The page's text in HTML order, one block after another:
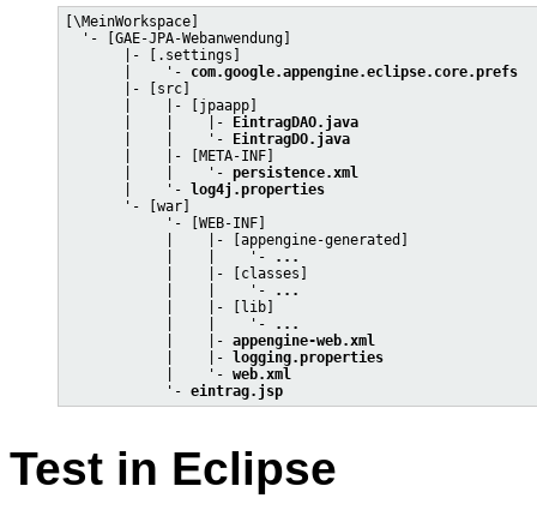
[\MeinWorkspace]
  '- [GAE-JPA-Webanwendung]
       |- [.settings]
       |    '-
com.google.appengine.eclipse.core.prefs
       |- [src]
       |    |- [jpaapp]
       |    |    |-
EintragDAO.java
       |    |    '-
EintragDO.java
       |    |- [META-INF]
       |    |    '-
persistence.xml
       |    '-
log4j.properties
       '- [war]
            '- [WEB-INF]
            |    |- [appengine-generated]
            |    |    '-
...
            |    |- [classes]
            |    |    '-
...
            |    |- [lib]
            |    |    '-
...
            |    |-
appengine-web.xml
            |    |-
logging.properties
            |    '-
web.xml
            '-
eintrag.jsp
Test in Eclipse